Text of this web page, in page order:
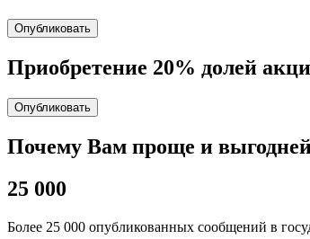
Опубликовать
Приобретение 20% долей
Опубликовать
Почему Вам проще и
25 000
Более 25 000 опубликованных сообщений в